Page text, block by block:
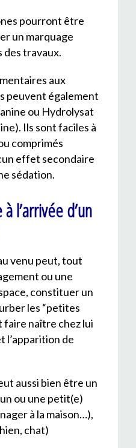
pourront être
un marquage
des travaux.
aux
peuvent également
ou Hydrolysat
Ils sont faciles à
comprimés
effet secondaire
sédation.
l’arrivée d’un
venu peut, tout
ou une
constituer un
les “petites
faire naître chez lui
l’apparition de
aussi bien être un
ou une petit(e)
à la maison…),
chat)